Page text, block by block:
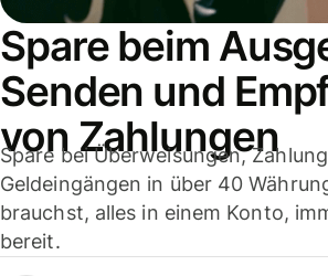
Spare beim
Senden und
von Zahlungen
Spare bei Überweisungen,
Geldeingängen in über 40
brauchst, alles in einem Konto,
bereit.